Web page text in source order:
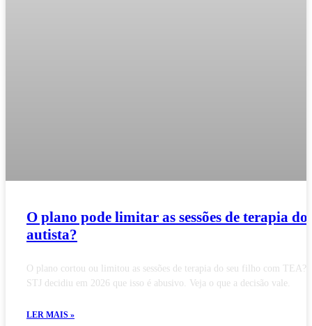
O plano pode limitar as sessões de terapia do
autista?
O plano cortou ou limitou as sessões de terapia do seu filho com TEA?
STJ decidiu em 2026 que isso é abusivo. Veja o que a decisão vale.
LER MAIS »